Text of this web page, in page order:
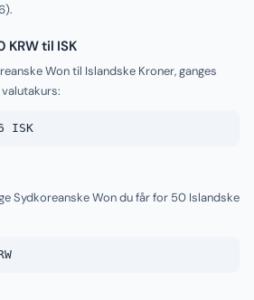
).
KRW til ISK
Won til Islandske Kroner, ganges
ISK
Sydkoreanske Won du får for 50 Islandske